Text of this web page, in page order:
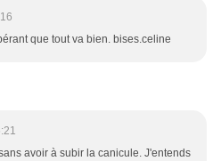
que tout va bien. bises.celine
avoir à subir la canicule. J'entends